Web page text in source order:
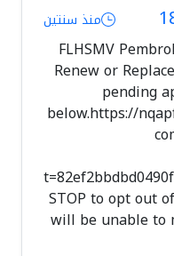
منذ سنتين
FLHSMV
Renew or
pending
below.https://
STOP to opt out
will be unable to